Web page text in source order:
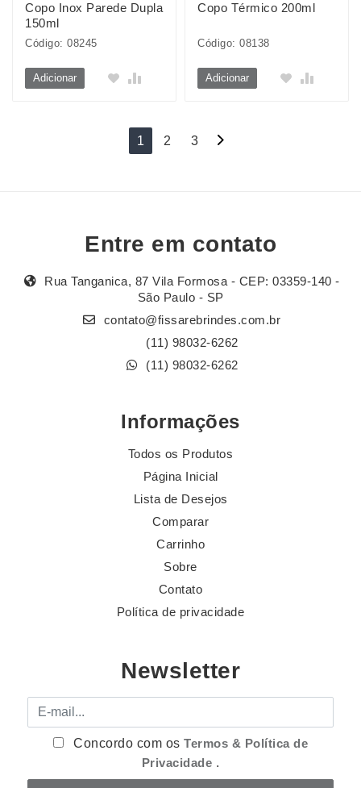
Copo Inox Parede Dupla
150ml
Código: 08245
Adicionar
Copo Térmico 200ml
Código: 08138
Adicionar
Navegação
1 2 3
Entre em contato
Rua Tanganica, 87 Vila Formosa - CEP: 03359-140 -
São Paulo - SP
contato@fissarebrindes.com.br
(11) 98032-6262
(11) 98032-6262
Informações
Todos os Produtos
Página Inicial
Lista de Desejos
Comparar
Carrinho
Sobre
Contato
Política de privacidade
Newsletter
E-mail
Concordo com osTermos & Política de
Privacidade .